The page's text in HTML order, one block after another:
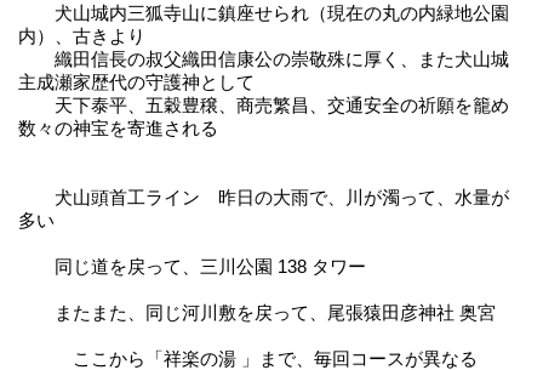
犬山城内三狐寺山に鎮座せられ（現在の丸の内緑地公園
内）、古きより
織田信長の叔父織田信康公の崇敬殊に厚く、また犬山城
主成瀬家歴代の守護神として
天下泰平、五穀豊穣、商売繁昌、交通安全の祈願を籠め
数々の神宝を寄進される
犬山頭首工ライン 昨日の大雨で、川が濁って、水量が
多い
同じ道を戻って、三川公園 138 タワー
またまた、同じ河川敷を戻って、尾張猿田彦神社 奥宮
ここから「祥楽の湯 」まで、毎回コースが異なる